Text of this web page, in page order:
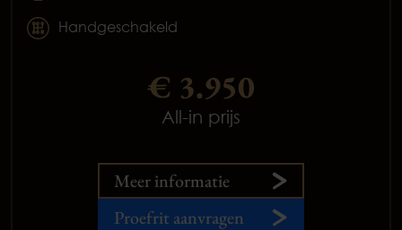
Handgeschakeld
€ 3.950
All-in prijs
Meer informatie
Proefrit aanvragen